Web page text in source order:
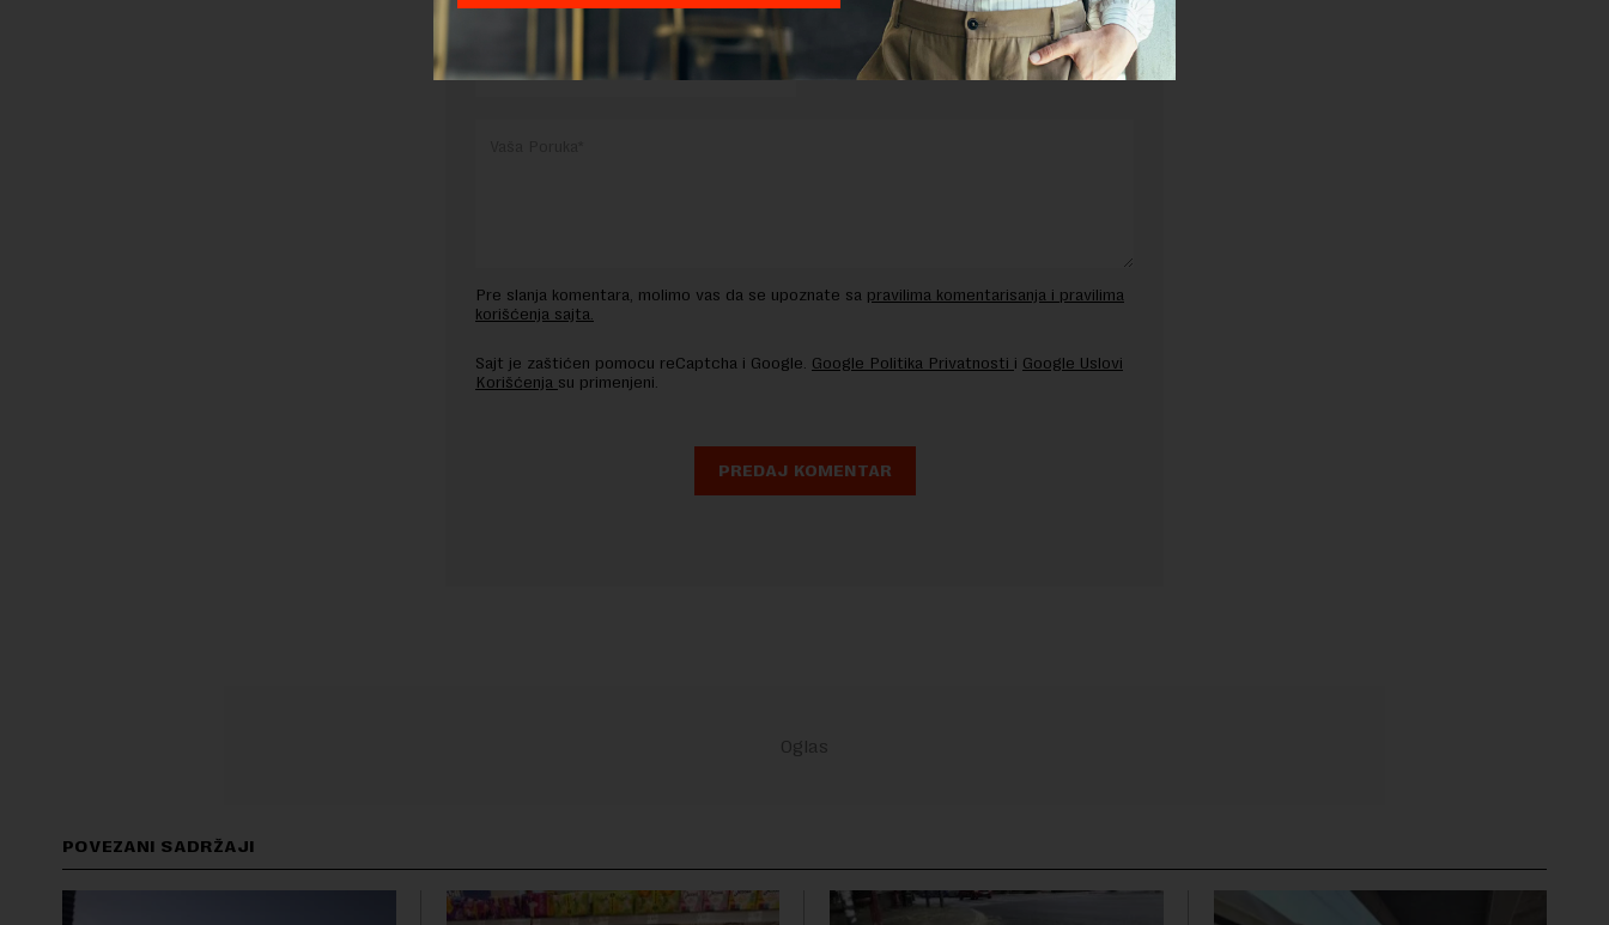
OSTAVITE ODGOVOR
Pre slanja komentara, molimo vas da se upoznate sa pravilima komentarisanja i pravilima
korišćenja sajta.
Sajt je zaštićen pomocu reCaptcha i Google. Google Politika Privatnosti i Google Uslovi
Korišćenja su primenjeni.
POVEZANI SADRŽAJI